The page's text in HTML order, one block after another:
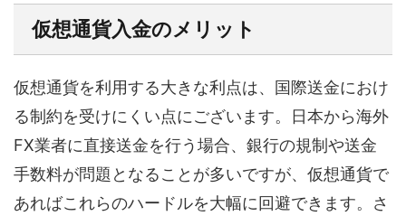
仮想通貨入金のメリット
仮想通貨を利用する大きな利点は、国際送金におけ
る制約を受けにくい点にございます。日本から海外
FX業者に直接送金を行う場合、銀行の規制や送金
手数料が問題となることが多いですが、仮想通貨で
あればこれらのハードルを大幅に回避できます。さ